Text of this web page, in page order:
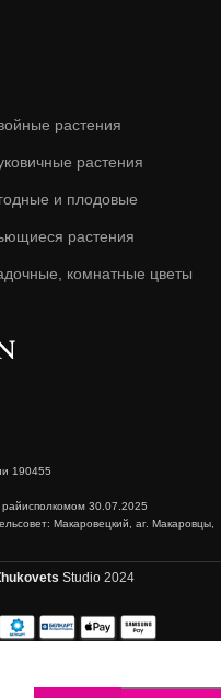
растения
растения
и плодовые
растения
комнатные цветы
190455
30.07.2025
Макаровецкий, аг. Макаровцы,
Studio 2024